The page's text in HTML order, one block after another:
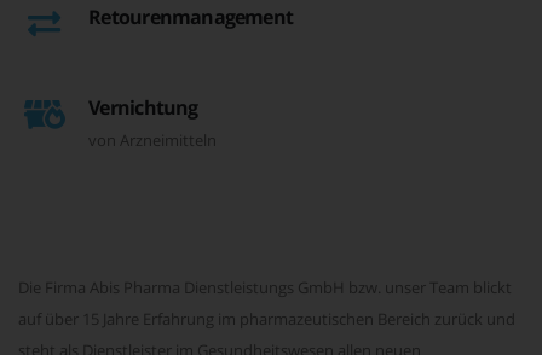
Retourenmanagement
Vernichtung
von Arzneimitteln
Die Firma Abis Pharma Dienstleistungs GmbH bzw. unser Team blickt
auf über 15 Jahre Erfahrung im pharmazeutischen Bereich zurück und
steht als Dienstleister im Gesundheitswesen allen neuen